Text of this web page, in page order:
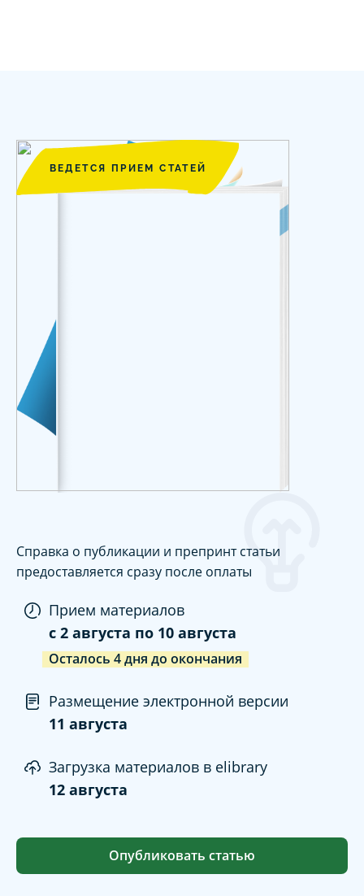
ВЕДЕТСЯ ПРИЕМ СТАТЕЙ
Справка о публикации и препринт статьи
предоставляется сразу после оплаты
Прием материалов
c 2 августа по 10 августа
Осталось 4дня до окончания
Размещение электронной версии
11 августа
Загрузка материалов в elibrary
12 августа
Опубликовать статью